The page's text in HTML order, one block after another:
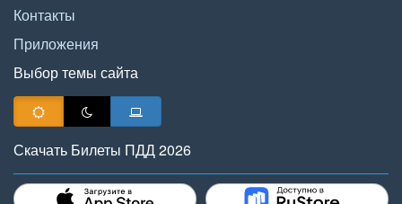
Контакты
Приложения
Выбор темы сайта
Скачать Билеты ПДД 2026